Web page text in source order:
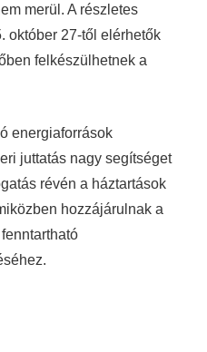
merül. A részletes
október 27-től elérhetők
felkészülhetnek a
energiaforrások
juttatás nagy segítséget
révén a háztartások
hozzájárulnak a